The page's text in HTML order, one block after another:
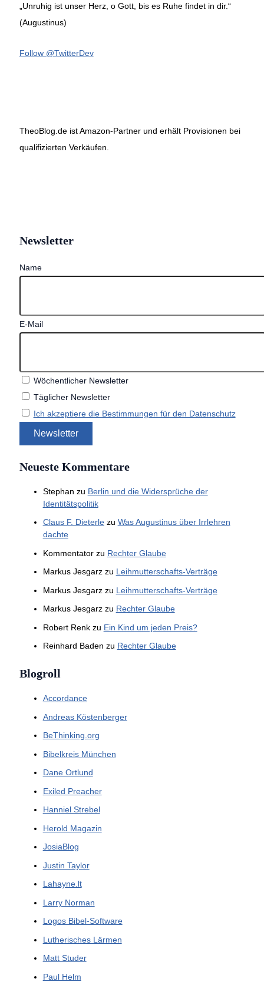
„Unruhig ist unser Herz, o Gott, bis es Ruhe findet in dir.“
(Augustinus)
Follow @TwitterDev
TheoBlog.de ist Amazon-Partner und erhält Provisionen bei
qualifizierten Verkäufen.
Newsletter
Name
E-Mail
Wöchentlicher Newsletter
Täglicher Newsletter
Ich akzeptiere die Bestimmungen für den Datenschutz
Neueste Kommentare
Stephan zu Berlin und die Widersprüche der
Identitätspolitik
Claus F. Dieterlezu Was Augustinus über Irrlehren
dachte
Kommentatorzu Rechter Glaube
Markus Jesgarzzu Leihmutterschafts-Verträge
Markus Jesgarzzu Leihmutterschafts-Verträge
Markus Jesgarzzu Rechter Glaube
Robert Renkzu Ein Kind um jeden Preis?
Reinhard Baden zu Rechter Glaube
Blogroll
Accordance
Andreas Köstenberger
BeThinking.org
Bibelkreis München
Dane Ortlund
Exiled Preacher
Hanniel Strebel
Herold Magazin
JosiaBlog
Justin Taylor
Lahayne.lt
Larry Norman
Logos Bibel-Software
Lutherisches Lärmen
Matt Studer
Paul Helm